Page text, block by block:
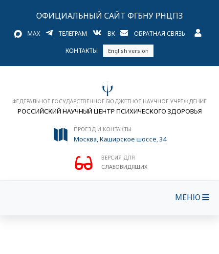
ОФИЦИАЛЬНЫЙ САЙТ ФГБНУ РНЦПЗ
MAX ТЕЛЕГРАМ ВК ОБРАТНАЯ СВЯЗЬ
КОНТАКТЫ English version
ФЕДЕРАЛЬНОЕ ГОСУДАРСТВЕННОЕ БЮДЖЕТНОЕ НАУЧНОЕ УЧРЕЖДЕНИЕ
РОССИЙСКИЙ НАУЧНЫЙ ЦЕНТР ПСИХИЧЕСКОГО ЗДОРОВЬЯ
ПРОЕЗД И КОНТАКТЫ
Москва, Каширское шоссе, 34
ВЕРСИЯ ДЛЯ
СЛАБОВИДЯЩИХ
МЕНЮ